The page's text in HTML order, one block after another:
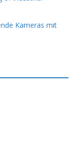
Kameras mit